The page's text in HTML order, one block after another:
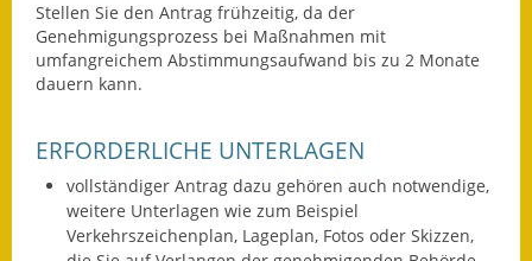
Ortsrecht
Was erledige ich wo?
Leben
Bauen und Wohnen
Stellen Sie den Antrag frühzeitig, da der
Genehmigungsprozess bei Maßnahmen mit
umfangreichem Abstimmungsaufwand bis zu 2 Monate
dauern kann.
ERFORDERLICHE UNTERLAGEN
vollständiger Antrag dazu gehören auch notwendige,
weitere Unterlagen wie zum Beispiel
Verkehrszeichenplan, Lageplan, Fotos oder Skizzen,